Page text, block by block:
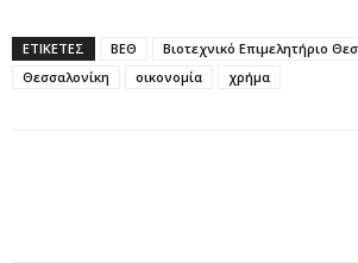
ΕΤΙΚΕΤΕΣ ΒΕΘ
Βιοτεχνικό Επιμελητήριο
Θεσσαλονίκη
οικονομία χρήμα